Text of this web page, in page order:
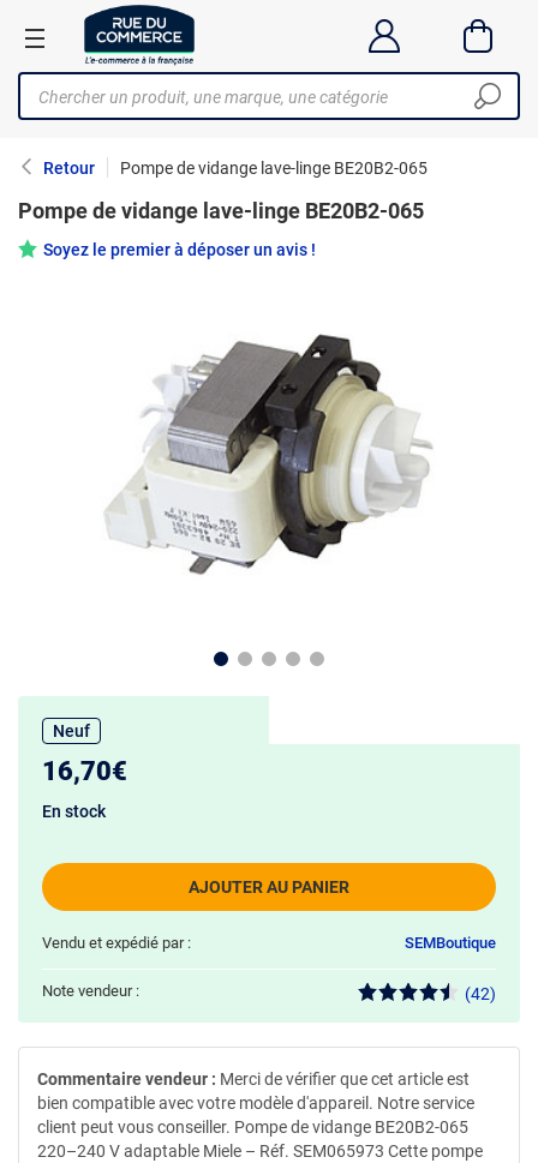
Retour Pompe de vidange lave-linge BE20B2-065
Pompe de vidange lave-linge BE20B2-065
Soyez le premier à déposer un avis !
Neuf
16,70€
AJOUTER AU PANIER
En stock
Vendu et expédié par : SEMBoutique
Note vendeur : (42)
Commentaire vendeur : Merci de vérifier que cet article est
bien compatible avec votre modèle d'appareil. Notre service
client peut vous conseiller. Pompe de vidange BE20B2-065
220–240 V adaptable Miele – Réf. SEM065973 Cette pompe